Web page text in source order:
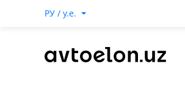
РУ / y.e.